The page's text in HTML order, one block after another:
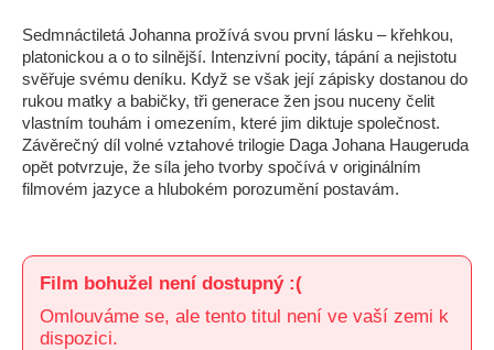
Sedmnáctiletá Johanna prožívá svou první lásku – křehkou,
platonickou a o to silnější. Intenzivní pocity, tápání a nejistotu
svěřuje svému deníku. Když se však její zápisky dostanou do
rukou matky a babičky, tři generace žen jsou nuceny čelit
vlastním touhám i omezením, které jim diktuje společnost.
Závěrečný díl volné vztahové trilogie Daga Johana Haugeruda
opět potvrzuje, že síla jeho tvorby spočívá v originálním
filmovém jazyce a hlubokém porozumění postavám.
Film bohužel není dostupný :(
Omlouváme se, ale tento titul není ve vaší zemi k
dispozici.